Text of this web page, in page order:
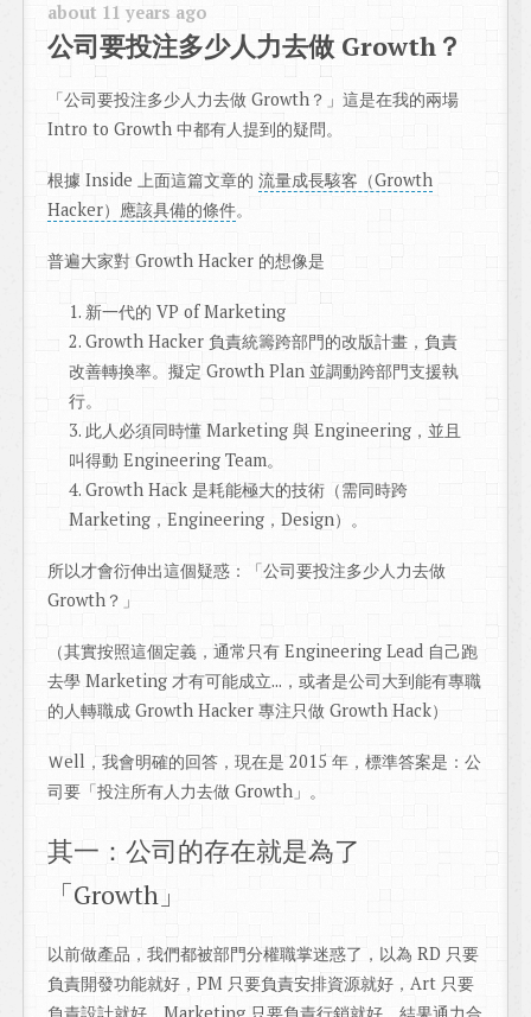
about 11 years ago
公司要投注多少人力去做 Growth？
「公司要投注多少人力去做 Growth？」這是在我的兩場
Intro to Growth 中都有人提到的疑問。
根據 Inside 上面這篇文章的 流量成長駭客（Growth
Hacker）應該具備的條件。
普遍大家對 Growth Hacker 的想像是
新一代的 VP of Marketing
Growth Hacker 負責統籌跨部門的改版計畫，負責
改善轉換率。擬定 Growth Plan 並調動跨部門支援執
行。
此人必須同時懂 Marketing 與 Engineering，並且
叫得動 Engineering Team。
Growth Hack 是耗能極大的技術（需同時跨
Marketing，Engineering，Design）。
所以才會衍伸出這個疑惑：「公司要投注多少人力去做
Growth？」
（其實按照這個定義，通常只有 Engineering Lead 自己跑
去學 Marketing 才有可能成立...，或者是公司大到能有專職
的人轉職成 Growth Hacker 專注只做 Growth Hack）
Ｗell，我會明確的回答，現在是 2015 年，標準答案是：公
司要「投注所有人力去做 Growth」。
其一：公司的存在就是為了
「Growth」
以前做產品，我們都被部門分權職掌迷惑了，以為 RD 只要
負責開發功能就好，PM 只要負責安排資源就好，Art 只要